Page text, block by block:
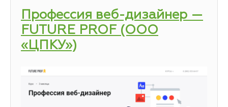
Профессия веб-дизайнер —
FUTURE PROF (ООО
«ЦПКУ»)